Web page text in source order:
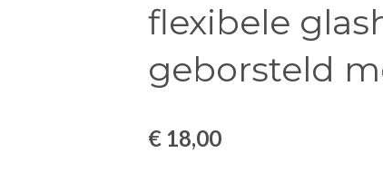
flexibele
geborsteld
€ 18,00